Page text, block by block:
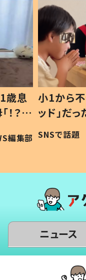
歳息
？」
編集部
小1から不
ッド」だ
作り続
#令和の子
SNSで話題
ニュース